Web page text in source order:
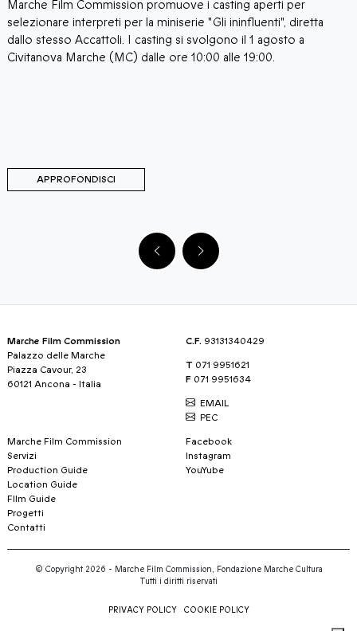
Marche Film Commission promuove i casting aperti per
selezionare interpreti per la miniserie "Gli ininfluenti", diretta
dallo stesso Accattoli. I casting si svolgono il 1 agosto a
Civitanova Marche (MC) dalle ore 10:00 alle 19:00.
APPROFONDISCI
Marche Film Commission
Palazzo delle Marche
Piazza Cavour, 23
60121 Ancona - Italia
C.F. 93131340429
T 071 9951621
F 071 9951634
EMAIL
PEC
Marche Film Commission
Servizi
Production Guide
Location Guide
FIlm Guide
Progetti
Contatti
Facebook
Instagram
YouYube
© Copyright 2026 - Marche Film Commission, Fondazione Marche Cultura
Tutti i diritti riservati
PRIVACY POLICY COOKIE POLICY